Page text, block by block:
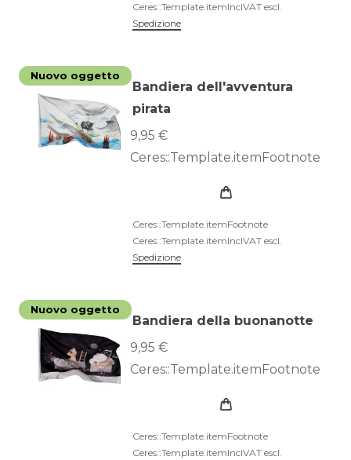
Ceres::Template.itemInclVAT escl.
Spedizione
Nuovo oggetto
Bandiera dell'avventura
pirata
9,95 €
Ceres::Template.itemFootnote
Ceres::Template.itemFootnote
Ceres::Template.itemInclVAT escl.
Spedizione
Nuovo oggetto
Bandiera della buonanotte
9,95 €
Ceres::Template.itemFootnote
Ceres::Template.itemFootnote
Ceres::Template.itemInclVAT escl.